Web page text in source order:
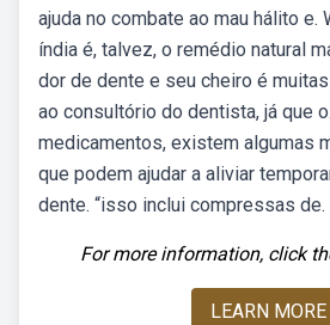
ajuda no combate ao mau hálito e.
índia é, talvez, o remédio natural
dor de dente e seu cheiro é
ao consultório do dentista, já que
medicamentos, existem algumas
que podem ajudar a aliviar
dente. “isso inclui compressas de.
For more information, click
LEARN MORE